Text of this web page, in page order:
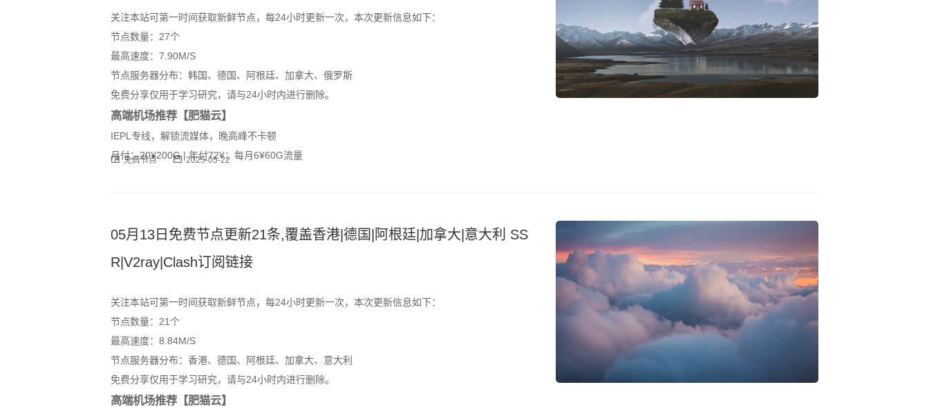
关注本站可第一时间获取新鲜节点，每24小时更新一次，本次更新信息如下：
节点数量：27个
最高速度：7.90M/S
节点服务器分布：韩国、德国、阿根廷、加拿大、俄罗斯
免费分享仅用于学习研究，请与24小时内进行删除。
高端机场推荐【肥猫云】
IEPL专线，解锁流媒体，晚高峰不卡顿
月付：20¥200G | 年付72¥：每月6¥60G流量
免费节点 2025-05-22
05月13日免费节点更新21条,覆盖香港|德国|阿根廷|加拿大|意大利 SS
R|V2ray|Clash订阅链接
关注本站可第一时间获取新鲜节点，每24小时更新一次，本次更新信息如下：
节点数量：21个
最高速度：8.84M/S
节点服务器分布：香港、德国、阿根廷、加拿大、意大利
免费分享仅用于学习研究，请与24小时内进行删除。
高端机场推荐【肥猫云】